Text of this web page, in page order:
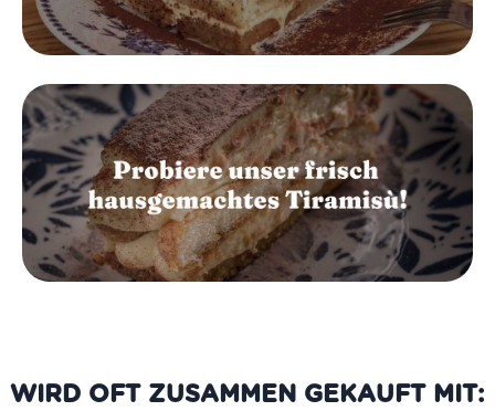
WIRD OFT ZUSAMMEN GEKAUFT MIT: